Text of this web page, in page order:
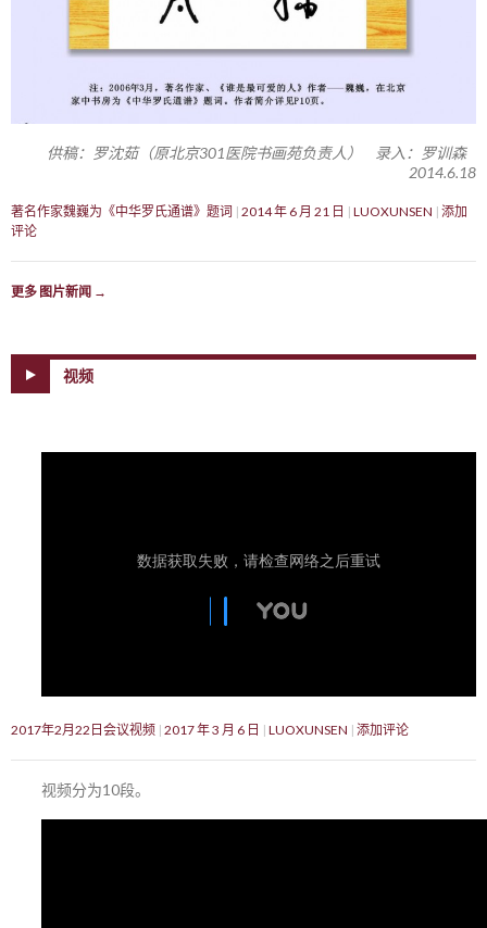
供稿：罗沈茹（原北京301医院书画苑负责人） 录入：罗训森
2014.6.18
著名作家魏巍为《中华罗氏通谱》题词 2014 年 6 月 21 日 LUOXUNSEN 添加
评论
更多 图片新闻 →
视频
2017年2月22日会议视频 2017 年 3 月 6 日 LUOXUNSEN 添加评论
视频分为10段。